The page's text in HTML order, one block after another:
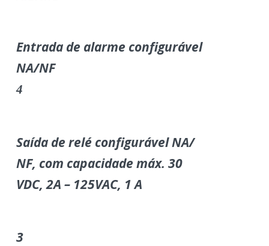
Entrada de alarme configurável
NA/NF
4
Saída de relé configurável NA/
NF, com capacidade máx. 30
VDC, 2A – 125VAC, 1 A
3